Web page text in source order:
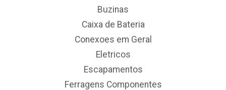
Buzinas
Caixa de Bateria
Conexoes em Geral
Eletricos
Escapamentos
Ferragens Componentes